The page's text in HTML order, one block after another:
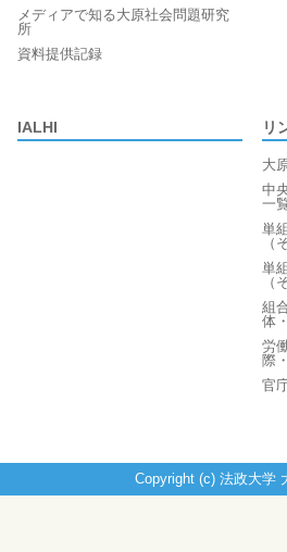
メディアで知る大原社会問題研究
所
資料提供記録
IALHI リ
大
中
一
単
（
単
（
組
体
労
際
官
Copyright (c) 法政大学